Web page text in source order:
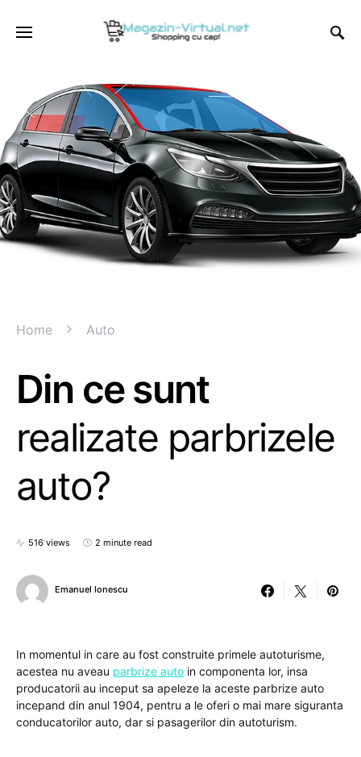
Home Auto
Din ce sunt
realizate parbrizele
auto?
516 views 2 minute read
Emanuel Ionescu
In momentul in care au fost construite primele autoturisme,
acestea nu aveau parbrize auto in componenta lor, insa
producatorii au inceput sa apeleze la aceste parbrize auto
incepand din anul 1904, pentru a le oferi o mai mare siguranta
conducatorilor auto, dar si pasagerilor din autoturism.